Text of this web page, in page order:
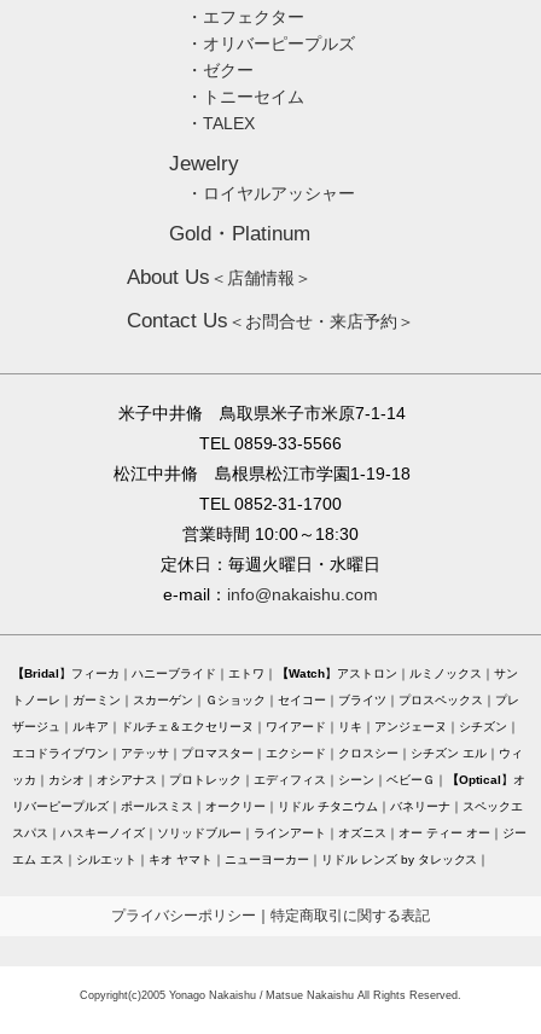
・エフェクター
・オリバーピープルズ
・ゼクー
・トニーセイム
・TALEX
Jewelry
・ロイヤルアッシャー
Gold・Platinum
About Us ＜店舗情報＞
Contact Us ＜お問合せ・来店予約＞
米子中井脩 鳥取県米子市米原7-1-14
TEL 0859-33-5566
松江中井脩 島根県松江市学園1-19-18
TEL 0852-31-1700
営業時間 10:00～18:30
定休日：毎週火曜日・水曜日
e-mail： info@nakaishu.com
Bridal フィーカ ハニーブライド エトワ Watch アストロン ルミノックス
サン
トノーレ
ガーミン スカーゲン Ｇショック セイコー ブライツ プロスペックス
プレ
ザージュ
ルキア ドルチェ＆エクセリーヌ ワイアード リキ アンジェーヌ
シチズン
エコドライブワン
アテッサ プロマスター エクシード クロスシー シチズン エル
ウィ
ッカ
カシオ オシアナス プロトレック エディフィス シーン ベビーＧ Optical
オ
リバーピープルズ
ポールスミス オークリー リドル チタニウム バネリーナ
スペックエ
スパス
ハスキーノイズ ソリッドブルー ラインアート オズニス オー ティー オー
ジー
エム エス
シルエット キオ ヤマト ニューヨーカー リドル レンズ by タレックス
プライバシーポリシー 特定商取引に関する表記
Copyright(c)2005 Yonago Nakaishu / Matsue Nakaishu All Rights Reserved.